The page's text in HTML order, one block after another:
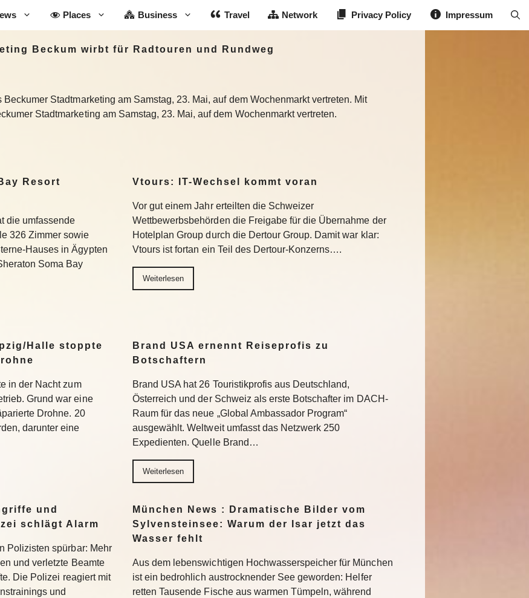
Places Business Travel Network Privacy Policy Impressum
Beckum wirbt für Radtouren und Rundweg
Stadtmarketing am Samstag, 23. Mai, auf dem Wochenmarkt vertreten. Mit
Stadtmarketing am Samstag, 23. Mai, auf dem Wochenmarkt vertreten.
Resort
die umfassende
326 Zimmer sowie
Hauses in Ägypten
Soma Bay
Vtours: IT-Wechsel kommt voran
Vor gut einem Jahr erteilten die Schweizer
Wettbewerbsbehörden die Freigabe für die Übernahme der
Hotelplan Group durch die Dertour Group. Damit war klar:
Vtours ist fortan ein Teil des Dertour-Konzerns….
Weiterlesen
Halle stoppte
in der Nacht zum
Grund war eine
Drohne. 20
darunter eine
Brand USA ernennt Reiseprofis zu
Botschaftern
Brand USA hat 26 Touristikprofis aus Deutschland,
Österreich und der Schweiz als erste Botschafter im DACH-
Raum für das neue „Global Ambassador Program“
ausgewählt. Weltweit umfasst das Netzwerk 250
Expedienten. Quelle Brand…
Weiterlesen
und
schlägt Alarm
Polizisten spürbar: Mehr
und verletzte Beamte
Die Polizei reagiert mit
und
München News : Dramatische Bilder vom
Sylvensteinsee: Warum der Isar jetzt das
Wasser fehlt
Aus dem lebenswichtigen Hochwasserspeicher für München
ist ein bedrohlich austrocknender See geworden: Helfer
retten Tausende Fische aus warmen Tümpeln, während